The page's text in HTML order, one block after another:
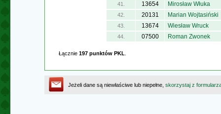
41. 13654 Mirosław Włuka
42. 20131 Marian Wojtasiński
43. 13674 Wiesław Wruck
44. 07500 Roman Zwonek
Łącznie 197 punktów PKL
Jeżeli dane są niewłaściwe lub niepełne, skorzystaj z